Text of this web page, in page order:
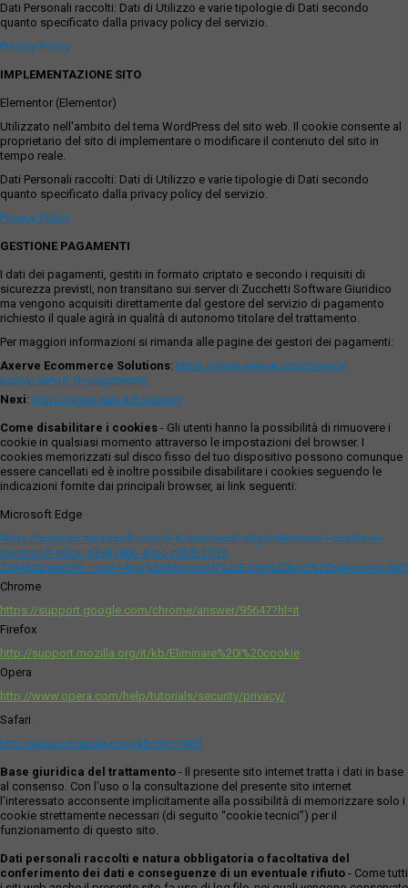
Dati Personali raccolti: Dati di Utilizzo e varie tipologie di Dati secondo
quanto specificato dalla privacy policy del servizio.
Privacy Policy
IMPLEMENTAZIONE SITO
Elementor (Elementor)
Utilizzato nell'ambito del tema WordPress del sito web. Il cookie consente al
proprietario del sito di implementare o modificare il contenuto del sito in
tempo reale.
Dati Personali raccolti: Dati di Utilizzo e varie tipologie di Dati secondo
quanto specificato dalla privacy policy del servizio.
Privacy Policy
GESTIONE PAGAMENTI
I dati dei pagamenti, gestiti in formato criptato e secondo i requisiti di
sicurezza previsti, non transitano sui server di Zucchetti Software Giuridico
ma vengono acquisiti direttamente dal gestore del servizio di pagamento
richiesto il quale agirà in qualità di autonomo titolare del trattamento.
Per maggiori informazioni si rimanda alle pagine dei gestori dei pagamenti:
Axerve Ecommerce Solutions: https://www.axerve.com/privacy-
policy/servizi-di-pagamento
Nexi: https://www.nexi.it/it/privacy
Come disabilitare i cookies - Gli utenti hanno la possibilità di rimuovere i
cookie in qualsiasi momento attraverso le impostazioni del browser. I
cookies memorizzati sul disco fisso del tuo dispositivo possono comunque
essere cancellati ed è inoltre possibile disabilitare i cookies seguendo le
indicazioni fornite dai principali browser, ai link seguenti:
Microsoft Edge
https://support.microsoft.com/it-it/microsoft-edge/eliminare-i-cookie-in-
microsoft-edge-63947406-40ac-c3b8-57b9-
Chrome
https://support.google.com/chrome/answer/95647?hl=it
Firefox
http://support.mozilla.org/it/kb/Eliminare%20i%20cookie
Opera
http://www.opera.com/help/tutorials/security/privacy/
Safari
http://support.apple.com/kb/ph11920
Base giuridica del trattamento - Il presente sito internet tratta i dati in base
al consenso. Con l'uso o la consultazione del presente sito internet
l’interessato acconsente implicitamente alla possibilità di memorizzare solo i
cookie strettamente necessari (di seguito “cookie tecnici”) per il
funzionamento di questo sito.
Dati personali raccolti e natura obbligatoria o facoltativa del
conferimento dei dati e conseguenze di un eventuale rifiuto - Come tutti